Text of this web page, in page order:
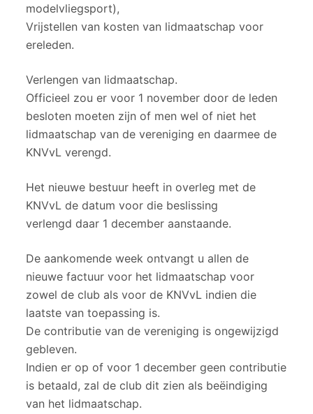
modelvliegsport),
Vrijstellen van kosten van lidmaatschap voor
ereleden.
Verlengen van lidmaatschap.
Officieel zou er voor 1 november door de leden
besloten moeten zijn of men wel of niet het
lidmaatschap van de vereniging en daarmee de
KNVvL verengd.
Het nieuwe bestuur heeft in overleg met de
KNVvL de datum voor die beslissing
verlengd daar 1 december aanstaande.
De aankomende week ontvangt u allen de
nieuwe factuur voor het lidmaatschap voor
zowel de club als voor de KNVvL indien die
laatste van toepassing is.
De contributie van de vereniging is ongewijzigd
gebleven.
Indien er op of voor 1 december geen contributie
is betaald, zal de club dit zien als beëindiging
van het lidmaatschap.